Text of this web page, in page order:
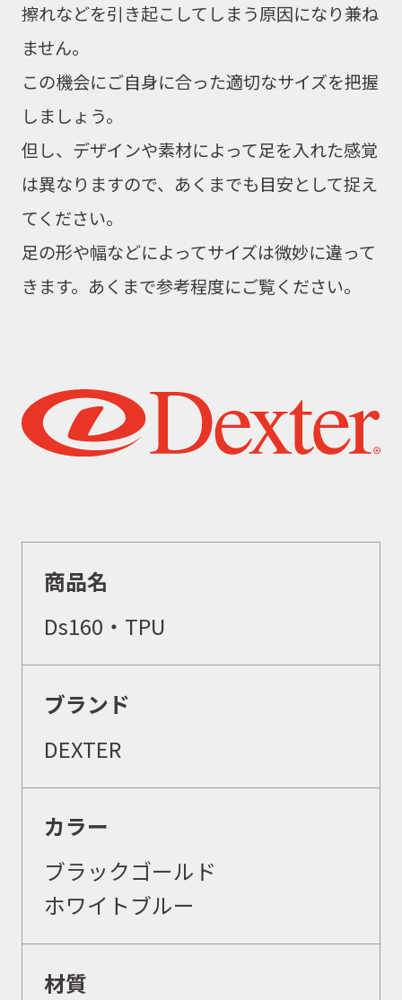
擦れなどを引き起こしてしまう原因になり兼ね
ません。
この機会にご自身に合った適切なサイズを把握
しましょう。
但し、デザインや素材によって足を入れた感覚
は異なりますので、あくまでも目安として捉え
てください。
足の形や幅などによってサイズは微妙に違って
きます。あくまで参考程度にご覧ください。
商品名
Ds160・TPU
ブランド
DEXTER
カラー
ブラックゴールド
ホワイトブルー
材質